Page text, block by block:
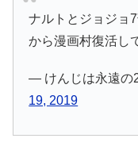
ナルトとジョジョ
から漫画村復活し
— けんじは永遠の
19, 2019